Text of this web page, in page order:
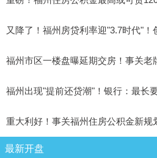
又降了！福州房贷利率迎"3.7时代"！
福州市区一楼盘曝延期交房！事关老
福州出现"提前还贷潮"！银行：​最长
重大利好！事关福州住房公积金新规
最新开盘